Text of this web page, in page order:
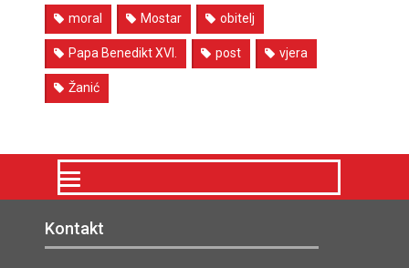
moral Mostar obitelj
Papa Benedikt XVI. post vjera
Žanić
Kontakt